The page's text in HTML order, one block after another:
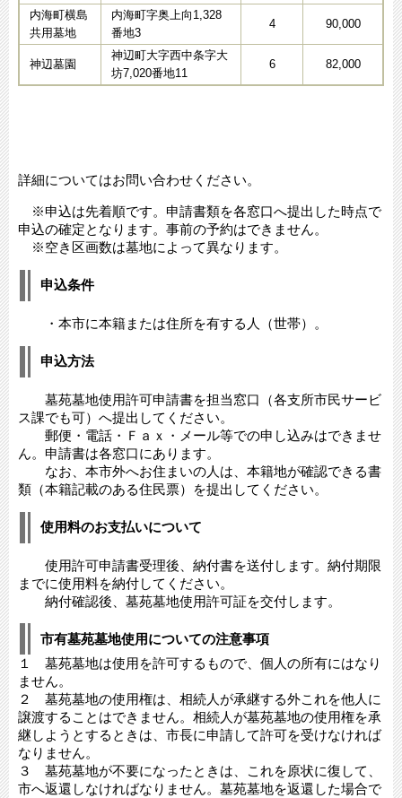
内海町横島
共用墓地
内海町字奥上向1,328
番地3
4 90,000
神辺墓園
神辺町大字西中条字大
坊7,020番地11
6 82,000
詳細についてはお問い合わせください。
※申込は先着順です。申請書類を各窓口へ提出した時点で
申込の確定となります。事前の予約はできません。
※空き区画数は墓地によって異なります。
申込条件
・本市に本籍または住所を有する人（世帯）。
申込方法
墓苑墓地使用許可申請書を担当窓口（各支所市民サービ
ス課でも可）へ提出してください。
郵便・電話・Ｆａｘ・メール等での申し込みはできませ
ん。申請書は各窓口にあります。
なお、本市外へお住まいの人は、本籍地が確認できる書
類（本籍記載のある住民票）を提出してください。
使用料のお支払いについて
使用許可申請書受理後、納付書を送付します。納付期限
までに使用料を納付してください。
納付確認後、墓苑墓地使用許可証を交付します。
市有墓苑墓地使用についての注意事項
１ 墓苑墓地は使用を許可するもので、個人の所有にはなり
ません。
２ 墓苑墓地の使用権は、相続人が承継する外これを他人に
譲渡することはできません。相続人が墓苑墓地の使用権を承
継しようとするときは、市長に申請して許可を受けなければ
なりません。
３ 墓苑墓地が不要になったときは、これを原状に復して、
市へ返還しなければなりません。墓苑墓地を返還した場合で